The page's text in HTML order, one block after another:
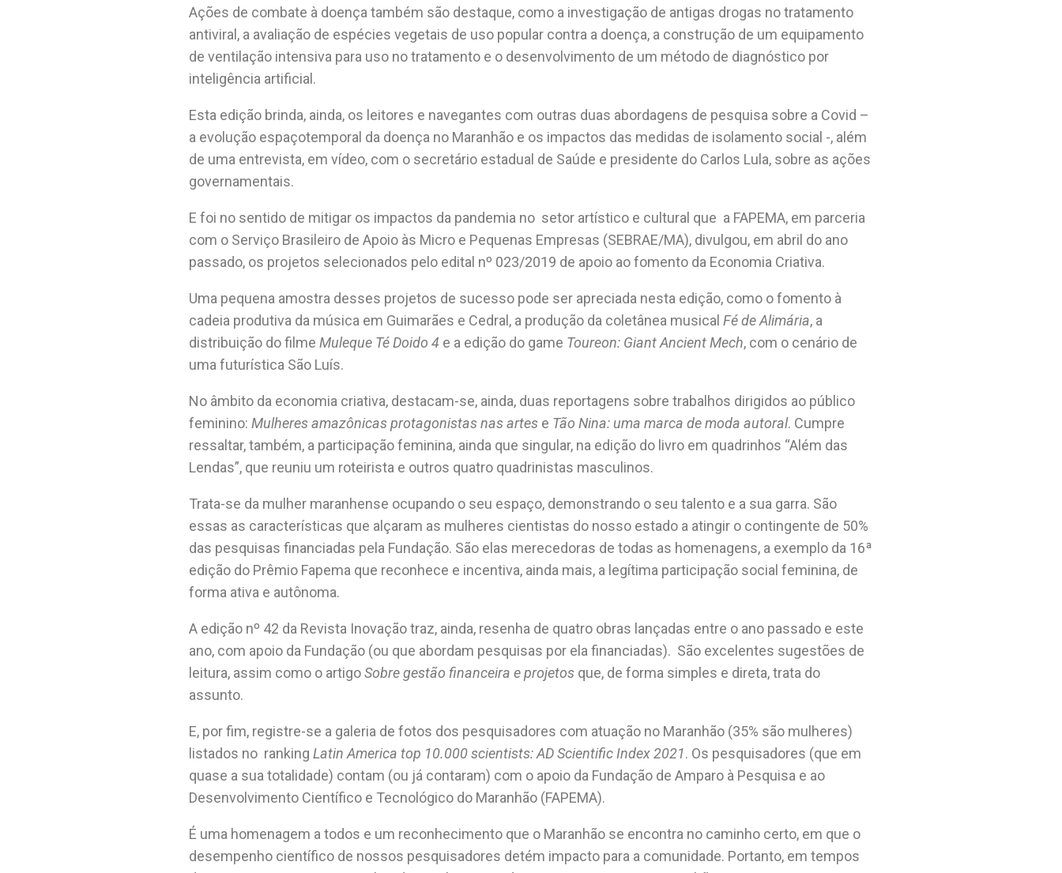
Ações de combate à doença também são destaque, como a investigação de antigas drogas no tratamento
antiviral, a avaliação de espécies vegetais de uso popular contra a doença, a construção de um equipamento
de ventilação intensiva para uso no tratamento e o desenvolvimento de um método de diagnóstico por
inteligência artificial.
Esta edição brinda, ainda, os leitores e navegantes com outras duas abordagens de pesquisa sobre a Covid –
a evolução espaçotemporal da doença no Maranhão e os impactos das medidas de isolamento social -, além
de uma entrevista, em vídeo, com o secretário estadual de Saúde e presidente do Carlos Lula, sobre as ações
governamentais.
E foi no sentido de mitigar os impactos da pandemia no setor artístico e cultural que a FAPEMA, em parceria
com o Serviço Brasileiro de Apoio às Micro e Pequenas Empresas (SEBRAE/MA), divulgou, em abril do ano
passado, os projetos selecionados pelo edital nº 023/2019 de apoio ao fomento da Economia Criativa.
Uma pequena amostra desses projetos de sucesso pode ser apreciada nesta edição, como o fomento à
cadeia produtiva da música em Guimarães e Cedral, a produção da coletânea musical Fé de Alimária, a
distribuição do filme Muleque Té Doido 4 e a edição do game Toureon: Giant Ancient Mech, com o cenário de
uma futurística São Luís.
No âmbito da economia criativa, destacam-se, ainda, duas reportagens sobre trabalhos dirigidos ao público
feminino: Mulheres amazônicas protagonistas nas artes e Tão Nina: uma marca de moda autoral. Cumpre
ressaltar, também, a participação feminina, ainda que singular, na edição do livro em quadrinhos “Além das
Lendas”, que reuniu um roteirista e outros quatro quadrinistas masculinos.
Trata-se da mulher maranhense ocupando o seu espaço, demonstrando o seu talento e a sua garra. São
essas as características que alçaram as mulheres cientistas do nosso estado a atingir o contingente de 50%
das pesquisas financiadas pela Fundação. São elas merecedoras de todas as homenagens, a exemplo da 16ª
edição do Prêmio Fapema que reconhece e incentiva, ainda mais, a legítima participação social feminina, de
forma ativa e autônoma.
A edição nº 42 da Revista Inovação traz, ainda, resenha de quatro obras lançadas entre o ano passado e este
ano, com apoio da Fundação (ou que abordam pesquisas por ela financiadas). São excelentes sugestões de
leitura, assim como o artigoSobre gestão financeira e projetos que, de forma simples e direta, trata do
assunto.
E, por fim, registre-se a galeria de fotos dos pesquisadores com atuação no Maranhão (35% são mulheres)
listados no ranking Latin America top 10.000 scientists: AD Scientific Index 2021. Os pesquisadores (que em
quase a sua totalidade) contam (ou já contaram) com o apoio da Fundação de Amparo à Pesquisa e ao
Desenvolvimento Científico e Tecnológico do Maranhão (FAPEMA).
É uma homenagem a todos e um reconhecimento que o Maranhão se encontra no caminho certo, em que o
desempenho científico de nossos pesquisadores detém impacto para a comunidade. Portanto, em tempos